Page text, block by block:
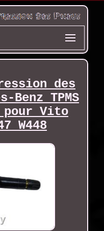
des
Benz TPMS
pour Vito
W448